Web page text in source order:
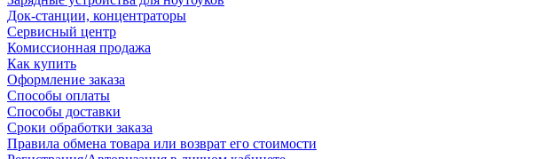
Док-станции, концентраторы
Сервисный центр
Комиссионная продажа
Как купить
Оформление заказа
Способы оплаты
Способы доставки
Сроки обработки заказа
Правила обмена товара или возврат его стоимости